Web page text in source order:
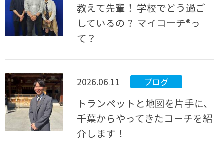
教えて先輩！ 学校でどう過ご
しているの？ マイコーチ®っ
て？
2026.06.11 ブログ
トランペットと地図を片手に、
千葉からやってきたコーチを紹
介します！